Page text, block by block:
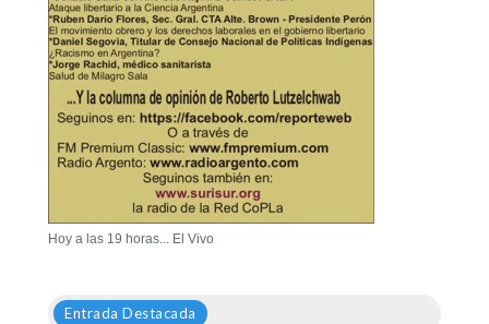
Hoy a las 19 horas... El Vivo
Entrada Destacada